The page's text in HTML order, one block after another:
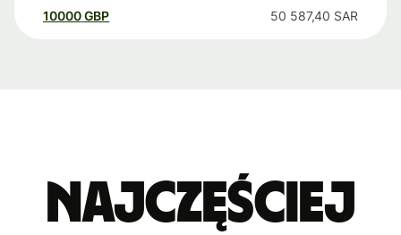
10000 GBP 50 587,40 SAR
Najczęściej